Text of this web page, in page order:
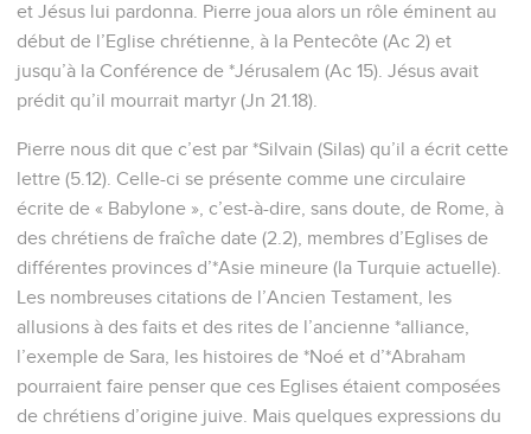
et Jésus lui pardonna. Pierre joua alors un rôle éminent au
début de l’Eglise chrétienne, à la Pentecôte (Ac 2) et
jusqu’à la Conférence de *Jérusalem (Ac 15). Jésus avait
prédit qu’il mourrait martyr (Jn 21.18).
Pierre nous dit que c’est par *Silvain (Silas) qu’il a écrit cette
lettre (5.12). Celle-ci se présente comme une circulaire
écrite de « Babylone », c’est-à-dire, sans doute, de Rome, à
des chrétiens de fraîche date (2.2), membres d’Eglises de
différentes provinces d’*Asie mineure (la Turquie actuelle).
Les nombreuses citations de l’Ancien Testament, les
allusions à des faits et des rites de l’ancienne *alliance,
l’exemple de Sara, les histoires de *Noé et d’*Abraham
pourraient faire penser que ces Eglises étaient composées
de chrétiens d’origine juive. Mais quelques expressions du